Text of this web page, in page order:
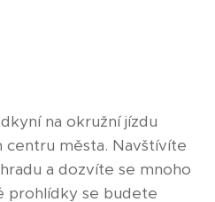
na okružní jízdu
centru města. Navštívíte
a dozvíte se mnoho
prohlídky se budete